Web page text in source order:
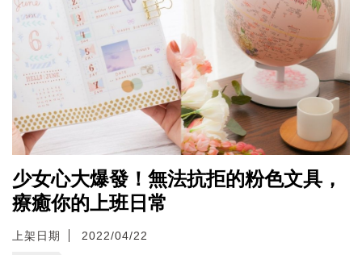
少女心大爆發！無法抗拒的粉色文具，
療癒你的上班日常
上架日期 2022/04/22